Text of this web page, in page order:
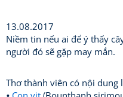
13.08.2017
Niềm tin nếu ai để ý thấy
người đó sẽ gặp may mắn.
Thơ thành viên có nội dung